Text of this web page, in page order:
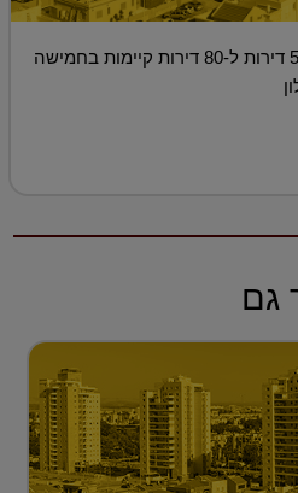
במסגרת הפרויקט יתווספו 59 דירות ל-80 דירות קיימות בחמישה
גם